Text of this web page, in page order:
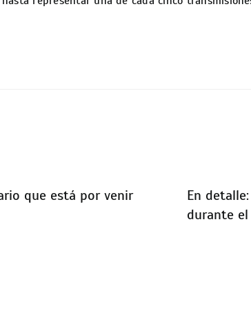
que está por venir
En
durante